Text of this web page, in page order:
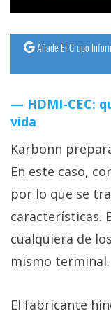
Trucos
Tutoriales
Ciberseguridad
Sistemas
operativos
Profesional
+
Más
Añade El Grupo
HDMI-CEC:
vida
Karbonn
En este caso,
por lo que se
características.
cualquiera de
mismo terminal.
El fabricante